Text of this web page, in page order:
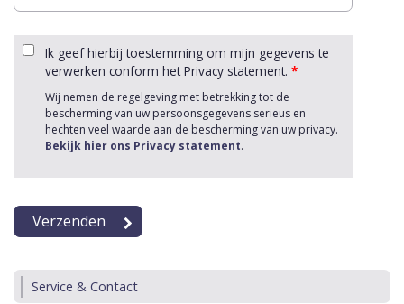
Ik geef hierbij toestemming om mijn gegevens te
verwerken conform het Privacy statement. *
Wij nemen de regelgeving met betrekking tot de
bescherming van uw persoonsgegevens serieus en
hechten veel waarde aan de bescherming van uw privacy.
Bekijk hier ons Privacy statement.
Service & Contact